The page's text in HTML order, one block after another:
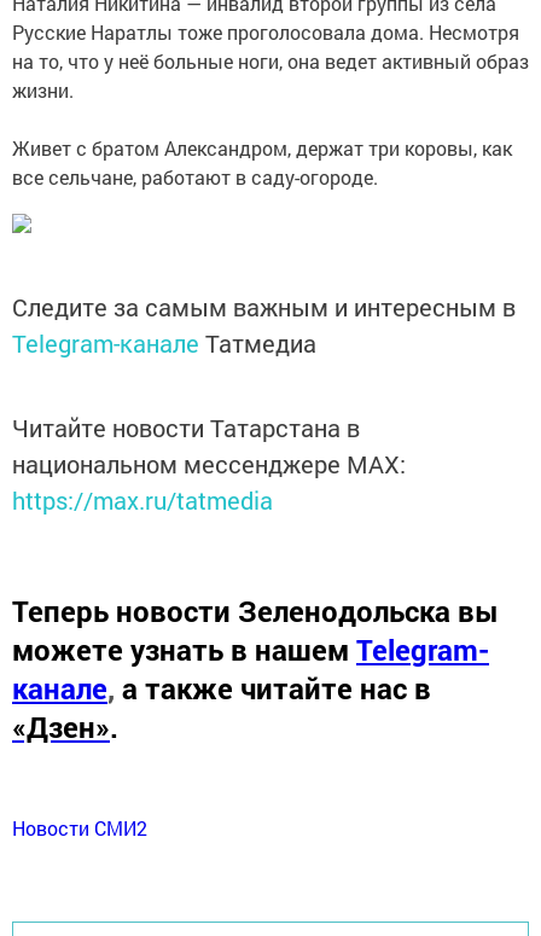
Русские Наратлы тоже проголосовала дома. Несмотря
на то, что у неё больные ноги, она ведет активный образ
жизни.
Живет с братом Александром, держат три коровы, как
все сельчане, работают в саду-огороде.
Следите за самым важным и интересным в
Telegram-канале Татмедиа
Читайте новости Татарстана в
национальном мессенджере MАХ:
https://max.ru/tatmedia
Теперь новости Зеленодольска вы
можете узнать в нашем Telegram-
канале, а также читайте нас в
«Дзен».
Новости СМИ2